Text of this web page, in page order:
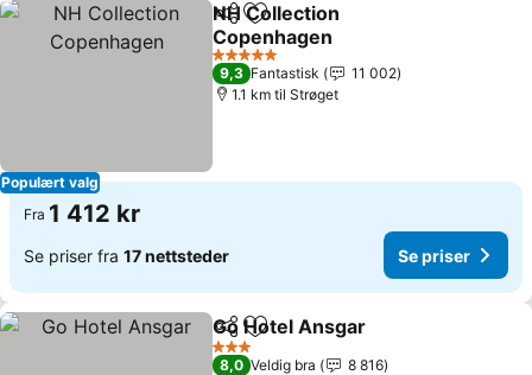
Populært valg
Del Legg til i favoritter
NH Collection
Copenhagen
Se priser
5 Stjerner
9,3 Fantastisk
11 002
1.1 km til Strøget
Fra 1 412 kr
Se priser fra 17 nettsteder Se priser
Del Legg til i favoritter
Go Hotel Ansgar
3 Stjerner
8,0 Veldig bra
8 816